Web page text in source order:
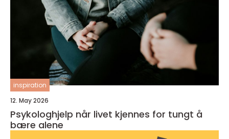
inspiration
12. May 2026
Psykologhjelp når livet kjennes for tungt å
bære alene